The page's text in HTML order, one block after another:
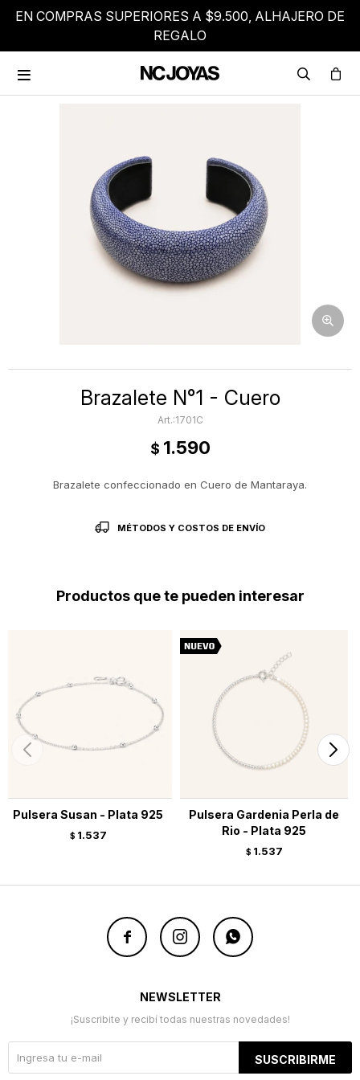
EN COMPRAS SUPERIORES A $9.500, ALHAJERO DE
REGALO

Brazalete N°1 - Cuero
1701C
$ 1.590
Brazalete confeccionado en Cuero de Mantaraya.
MÉTODOS Y COSTOS DE ENVÍO
Productos que te pueden interesar
Pulsera Susan - Plata 925
$ 1.537
Pulsera Gardenia Perla de
Rio - Plata 925
$ 1.537
  
NEWSLETTER
¡Suscribite y recibí todas nuestras novedades!
SUSCRIBIRME